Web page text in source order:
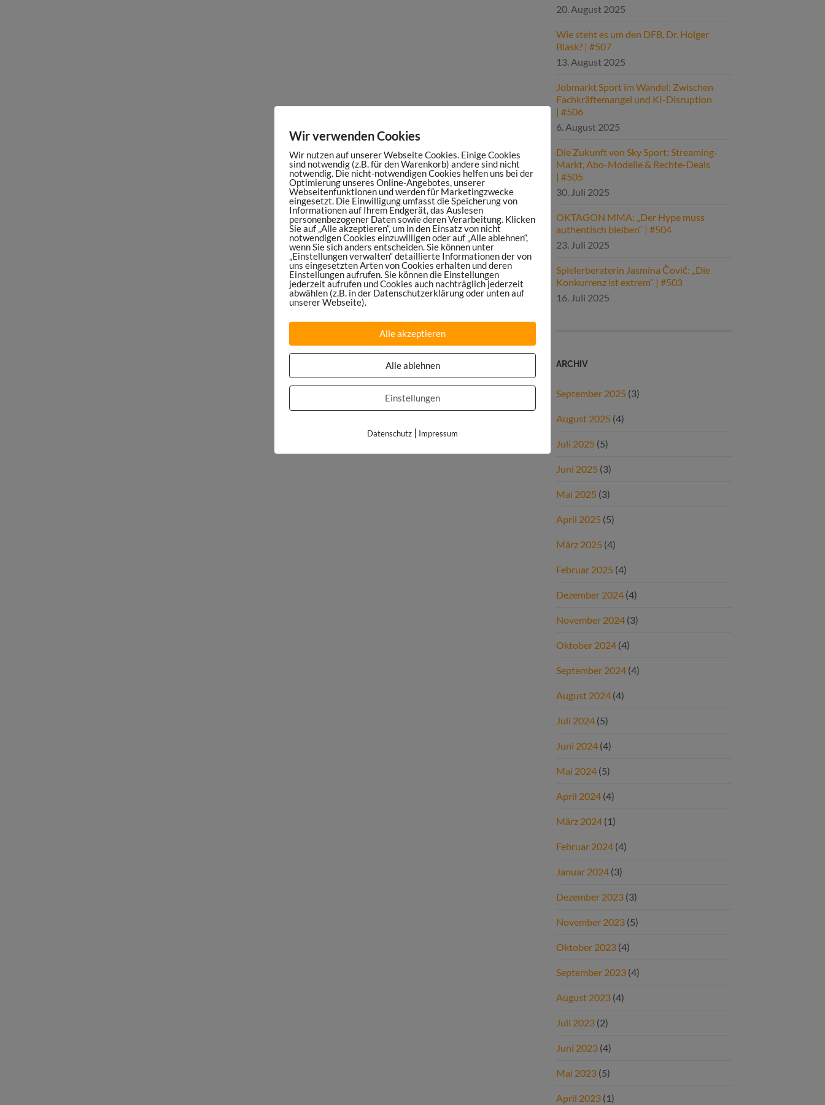
20. August 2025
Wie steht es um den DFB, Dr. Holger
Blask? | #507
13. August 2025
Jobmarkt Sport im Wandel: Zwischen
Fachkräftemangel und KI-Disruption
| #506
6. August 2025
Die Zukunft von Sky Sport: Streaming-
Markt, Abo-Modelle & Rechte-Deals
| #505
30. Juli 2025
OKTAGON MMA: „Der Hype muss
authentisch bleiben“ | #504
23. Juli 2025
Spielerberaterin Jasmina Čović: „Die
Konkurrenz ist extrem“ | #503
16. Juli 2025
ARCHIV
September 2025 (3)
August 2025 (4)
Juli 2025 (5)
Juni 2025 (3)
Mai 2025 (3)
April 2025 (5)
März 2025 (4)
Februar 2025 (4)
Dezember 2024 (4)
November 2024 (3)
Oktober 2024 (4)
September 2024 (4)
August 2024 (4)
Juli 2024 (5)
Juni 2024 (4)
Mai 2024 (5)
April 2024 (4)
März 2024 (1)
Februar 2024 (4)
Januar 2024 (3)
Dezember 2023 (3)
November 2023 (5)
Oktober 2023 (4)
September 2023 (4)
August 2023 (4)
Juli 2023 (2)
Juni 2023 (4)
Mai 2023 (5)
April 2023 (1)
Wir verwenden Cookies
Wir nutzen auf unserer Webseite Cookies. Einige Cookies
sind notwendig (z.B. für den Warenkorb) andere sind nicht
notwendig. Die nicht-notwendigen Cookies helfen uns bei der
Optimierung unseres Online-Angebotes, unserer
Webseitenfunktionen und werden für Marketingzwecke
eingesetzt. Die Einwilligung umfasst die Speicherung von
Informationen auf Ihrem Endgerät, das Auslesen
personenbezogener Daten sowie deren Verarbeitung. Klicken
Sie auf „Alle akzeptieren“, um in den Einsatz von nicht
notwendigen Cookies einzuwilligen oder auf „Alle ablehnen“,
wenn Sie sich anders entscheiden. Sie können unter
„Einstellungen verwalten“ detaillierte Informationen der von
uns eingesetzten Arten von Cookies erhalten und deren
Einstellungen aufrufen. Sie können die Einstellungen
jederzeit aufrufen und Cookies auch nachträglich jederzeit
abwählen (z.B. in der Datenschutzerklärung oder unten auf
unserer Webseite).
Alle akzeptieren
Alle ablehnen
Einstellungen
Datenschutz | Impressum